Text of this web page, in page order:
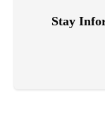
Stay